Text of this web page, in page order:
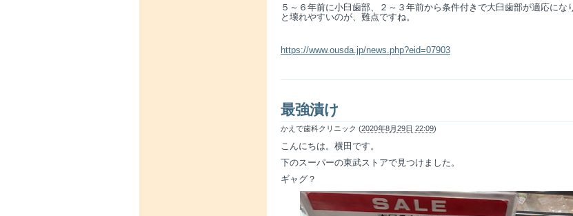
５～６年前に小臼歯部、２～３年前から条件付きで大臼歯部が適応にな
と壊れやすいのが、難点ですね。
https://www.ousda.jp/news.php?eid=07903
最強漬け
かえで歯科クリニック (2020年8月29日 22:09)
こんにちは。横田です。
下のスーパーの東武ストアで見つけました。
ギャグ？